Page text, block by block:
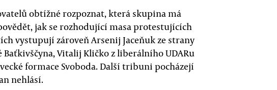
obtížné rozpoznat, která skupina má
jak se rozhodující masa protestujících
vystupují zároveň Arsenij Jaceňuk ze strany
Vitalij Kličko z liberálního UDARu
formace Svoboda. Další tribuni pocházejí
nehlásí.